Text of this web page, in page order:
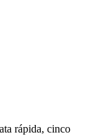
rápida, cinco